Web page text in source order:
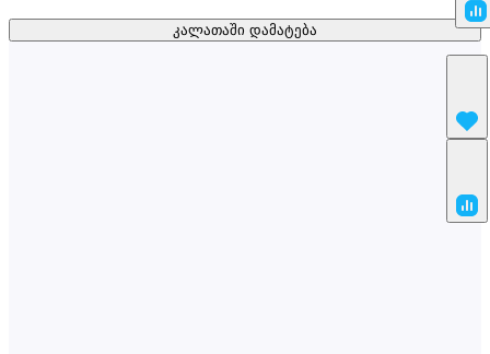
კალათაში დამატება